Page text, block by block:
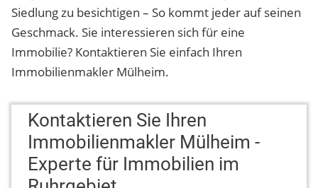
Siedlung zu besichtigen – So kommt jeder auf seinen
Geschmack. Sie interessieren sich für eine
Immobilie? Kontaktieren Sie einfach Ihren
Immobilienmakler Mülheim.
Kontaktieren Sie Ihren
Immobilienmakler Mülheim -
Experte für Immobilien im